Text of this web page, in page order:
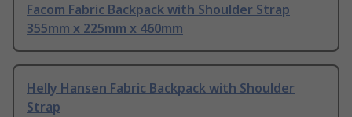
Facom Fabric Backpack with Shoulder Strap
355mm x 225mm x 460mm
Helly Hansen Fabric Backpack with Shoulder
Strap